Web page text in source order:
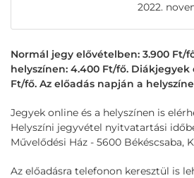
2022.
Normál jegy elővételben: 3.900 Ft/
helyszínen: 4.400 Ft/fő. Diákjegyek
Ft/fő. Az előadás napján a
Jegyek online és a helyszínen is
Helyszíni jegyvétel nyitvatartási
Művelődési Ház - 5600 Békéscsaba,
Az előadásra telefonon keresztül is